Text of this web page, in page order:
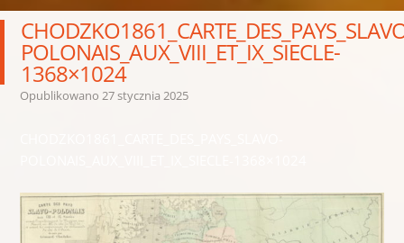
POLONAIS_AUX_VIII_ET_IX_SIECLE-
1368×1024
Opublikowano 27 stycznia 2025